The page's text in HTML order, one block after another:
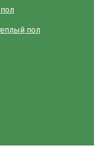
пол